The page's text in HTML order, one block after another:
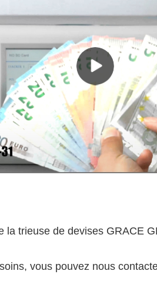
la trieuse de devises GRACE
vous pouvez nous